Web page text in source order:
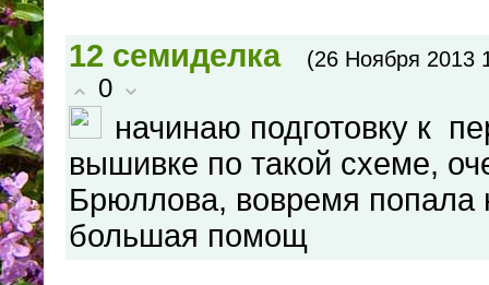
12 семиделка (26 Ноября 2013
0
начинаю подготовку к
вышивке по такой схеме,
Брюллова, вовремя попала
большая помощ